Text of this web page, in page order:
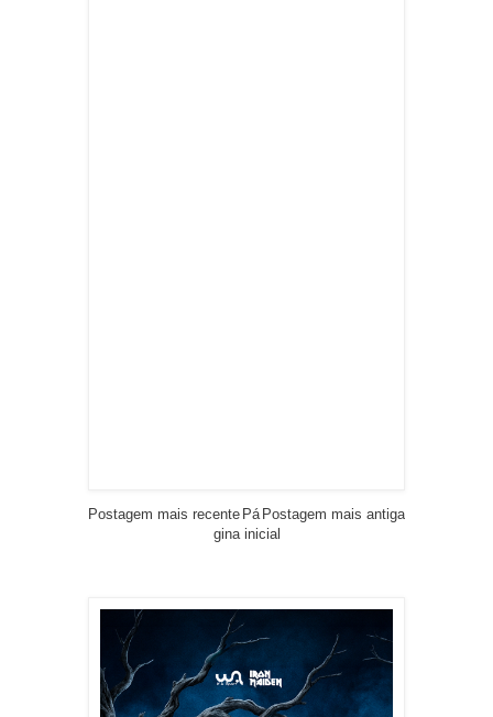
Postagem mais recente Postagem mais antiga
Pá
gina inicial